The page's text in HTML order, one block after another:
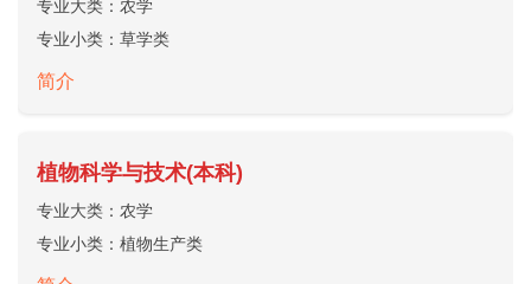
专业大类： 农学
专业小类： 草学类
简介
植物科学与技术(本科)
专业大类： 农学
专业小类： 植物生产类